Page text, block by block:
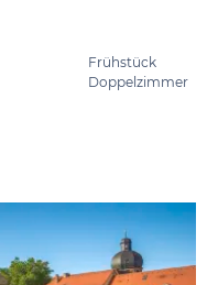
Frühstück
Doppelzimmer